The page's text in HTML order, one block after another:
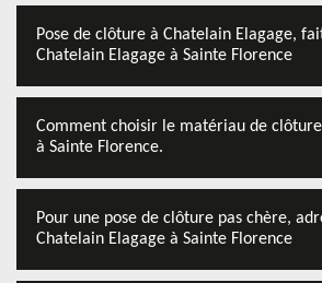
Pose de clôture à Chatelain Elagage,
Chatelain Elagage à Sainte Florence
Comment choisir le matériau de
à Sainte Florence.
Pour une pose de clôture pas chère,
Chatelain Elagage à Sainte Florence